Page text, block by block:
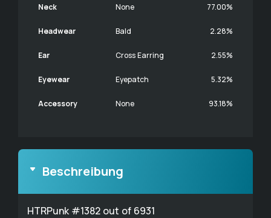
Neck None 77.00%
Headwear Bald 2.28%
Ear Cross Earring 2.55%
Eyewear Eyepatch 5.32%
Accessory None 93.18%
Beschreibung
HTRPunk #1382 out of 6931